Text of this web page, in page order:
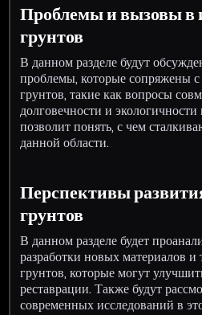
Проблемы и вызовы в
грунтов
В данном разделе будут
проблемы, которые сопряжены
грунтов, такие как вопросы
долговечности и
позволит понять, с чем
данной области.
Перспективы
грунтов
В данном разделе будет
разработки новых материалов и
грунтов, которые могут
реставрации. Также будут
современных исследований в